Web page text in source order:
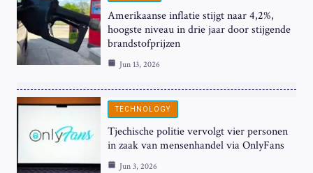
Amerikaanse inflatie stijgt naar 4,2%,
hoogste niveau in drie jaar door stijgende
brandstofprijzen
Jun 13, 2026
TECHNOLOGY
Tjechische politie vervolgt vier personen
in zaak van mensenhandel via OnlyFans
Jun 3, 2026